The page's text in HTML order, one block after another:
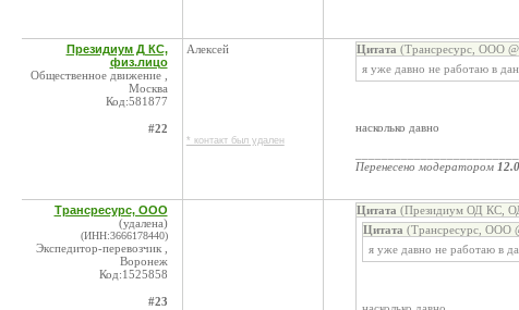
Президиум Д КС,
физ.лицо
Общественное движение ,
Москва
Код:581877
#22
Алексей
* контакт был удален
Цитата (Трансресурс, ООО
я уже давно не работаю в
насколько давно
Перенесено модератором
Трансресурс, ООО
(удалена)
(ИНН:3666178440)
Экспедитор-перевозчик ,
Воронеж
Код:1525858
#23
Цитата (Президиум ОД КС,
Цитата (Трансресурс, ООО
я уже давно не работаю в